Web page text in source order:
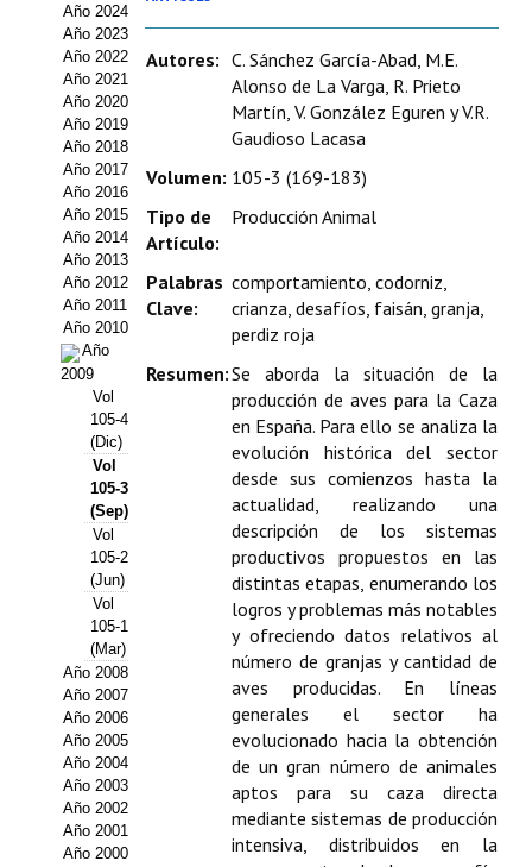
Estatutos
Hacerse socio
Noticias
Galería de Fotos
Web AIDA 2.0
REVISTA ITEA
Presentación ITEA
Equipo Editorial
Leer revista ITEA
Directrices para autores/as
Políticas Editoriales
Propuesta Volumen Especial
Sello Calidad FECYT
Premio Prensa Agraria
Buscador de Artículos
JORNADAS AIDA
Presentación Jornadas
Año 2024
Año 2023
Año 2022
Año 2021
Año 2020
Año 2019
Año 2018
Año 2017
Año 2016
Año 2015
Año 2014
Año 2013
Año 2012
Año 2011
Año 2010
Año
2009
Vol
105-4
(Dic)
Vol
105-3
(Sep)
Vol
105-2
(Jun)
Vol
105-1
(Mar)
Año 2008
Año 2007
Año 2006
Año 2005
Año 2004
Año 2003
Año 2002
Año 2001
Año 2000
Autores: C. Sánchez García-Abad, M.E.
Alonso de La Varga, R. Prieto
Martín, V. González Eguren y V.R.
Gaudioso Lacasa
Volumen: 105-3 (169-183)
Tipo de
Artículo:
Producción Animal
Palabras
Clave:
comportamiento, codorniz,
crianza, desafíos, faisán, granja,
perdiz roja
Resumen:Se aborda la situación de la
producción de aves para la Caza
en España. Para ello se analiza la
evolución histórica del sector
desde sus comienzos hasta la
actualidad, realizando una
descripción de los sistemas
productivos propuestos en las
distintas etapas, enumerando los
logros y problemas más notables
y ofreciendo datos relativos al
número de granjas y cantidad de
aves producidas. En líneas
generales el sector ha
evolucionado hacia la obtención
de un gran número de animales
aptos para su caza directa
mediante sistemas de producción
intensiva, distribuidos en la